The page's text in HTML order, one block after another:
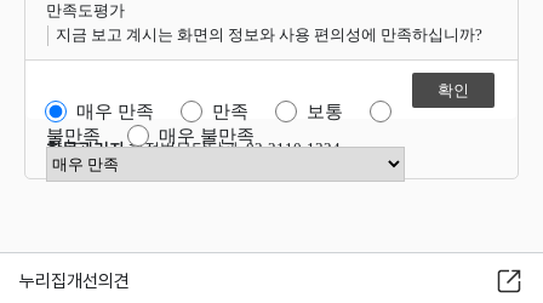
만족도평가
지금 보고 계시는 화면의 정보와 사용 편의성에 만족하십니까?
매우 만족 만족
보통
불만족
매우 불만족
만족도 점수 선택
항목관리자행정법무담당관 02-2110-1324
누리집개선의견